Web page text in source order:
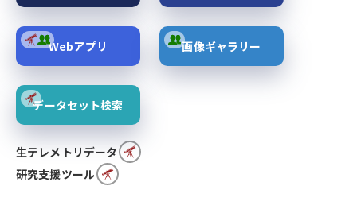
Webアプリ 画像ギャラリー
データセット検索
生テレメトリデータ
研究支援ツール